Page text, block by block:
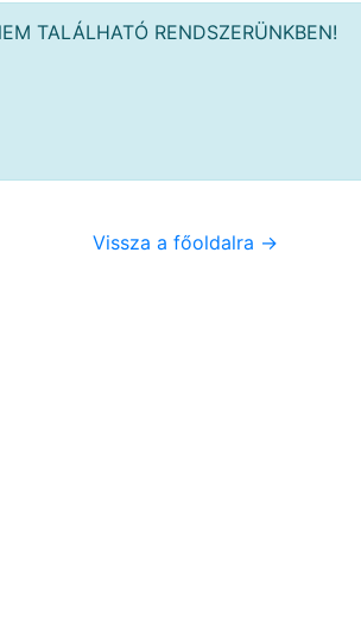
TALÁLHATÓ RENDSZERÜNKBEN!
Vissza a főoldalra ->